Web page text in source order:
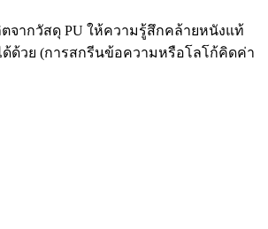
จากวัสดุ PU ให้ความรู้สึกคล้ายหนังแท้
ด้วย (การสกรีนข้อความหรือโลโก้คิดค่า